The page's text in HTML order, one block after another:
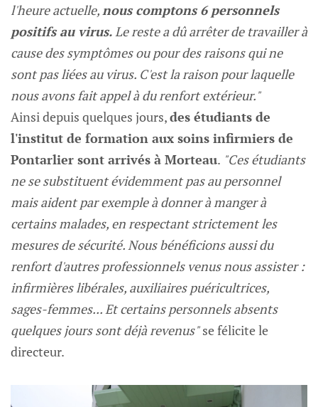
l'heure actuelle, nous comptons 6 personnels
positifs au virus. Le reste a dû arrêter de travailler à
cause des symptômes ou pour des raisons qui ne
sont pas liées au virus. C'est la raison pour laquelle
nous avons fait appel à du renfort extérieur."
Ainsi depuis quelques jours,des étudiants de
l'institut de formation aux soins infirmiers de
Pontarlier sont arrivés à Morteau. "Ces étudiants
ne se substituent évidemment pas au personnel
mais aident par exemple à donner à manger à
certains malades, en respectant strictement les
mesures de sécurité. Nous bénéficions aussi du
renfort d'autres professionnels venus nous assister :
infirmières libérales, auxiliaires puéricultrices,
sages-femmes... Et certains personnels absents
quelques jours sont déjà revenus"se félicite le
directeur.